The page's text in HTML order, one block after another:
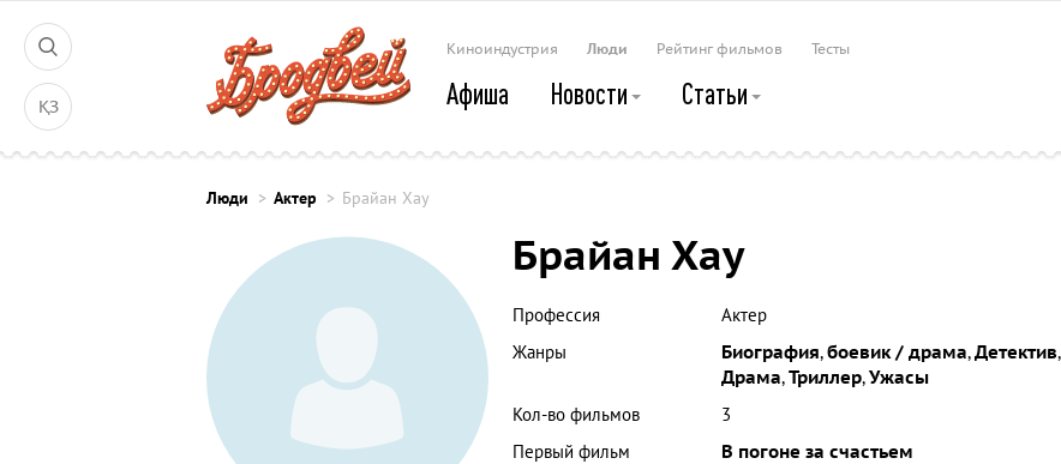
ҚЗ
Киноиндустрия Люди Рейтинг фильмов Тесты
Афиша Новости Статьи
Люди Актер Брайан Хау
Брайан Хау
Профессия
Актер
Жанры
Биография,боевик / драма,Детектив,
Драма,Триллер,Ужасы
Кол-во фильмов
3
Первый фильм
В погоне за счастьем